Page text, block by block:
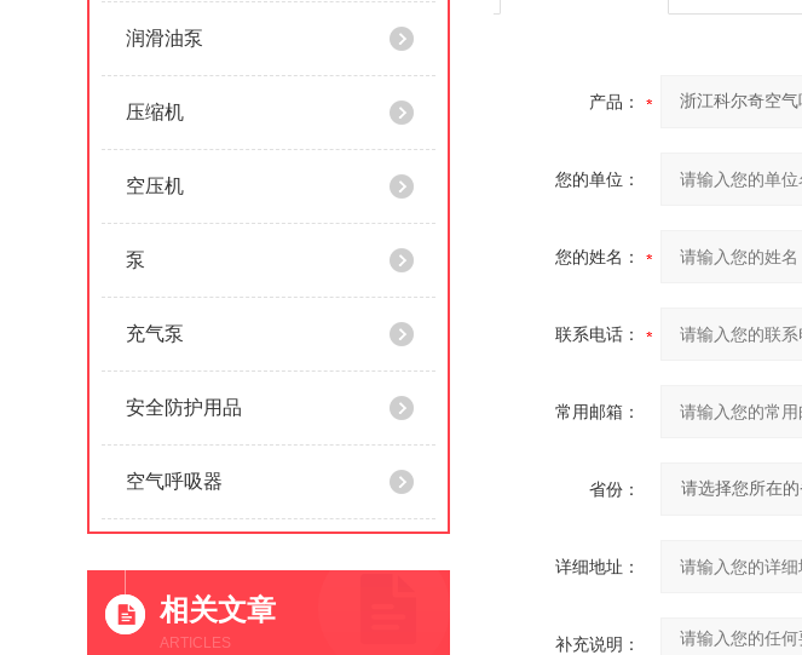
润滑油泵
压缩机
空压机
泵
充气泵
安全防护用品
空气呼吸器
相关文章
ARTICLES
产品：
您的单位：
您的姓名：
联系电话：
常用邮箱：
省份：
详细地址：
补充说明：